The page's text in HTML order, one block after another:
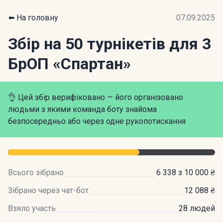
⬅️ На головну 07.09.2025
Збір на 50 турнікетів для 3
БрОП «Спартан»
👌 Цей збір верифіковано — його організовано
людьми з якими команда боту знайома
безпосередньо або через одне рукопотискання
Всього зібрано
6 338 з 10 000 ₴
Зібрано через чат-бот
12 088 ₴
Взяло участь
28 людей